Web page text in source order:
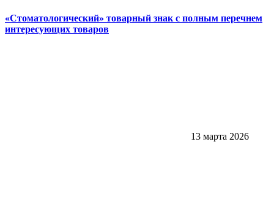
«Стоматологический» товарный знак с полным перечнем
интересующих товаров
13 марта 2026